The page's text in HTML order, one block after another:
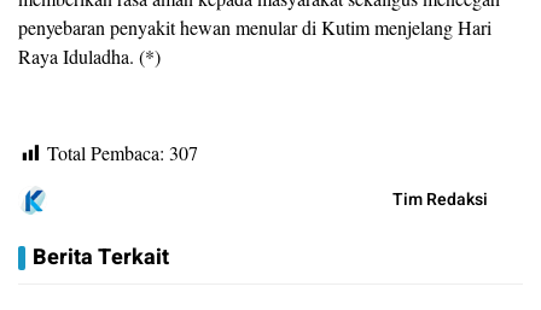
penyebaran penyakit hewan menular di Kutim menjelang Hari
Raya Iduladha. (*)
Total Pembaca: 307
Tim Redaksi
Berita Terkait